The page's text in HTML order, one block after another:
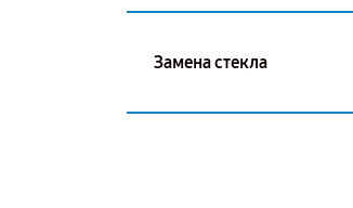
Замена стекла